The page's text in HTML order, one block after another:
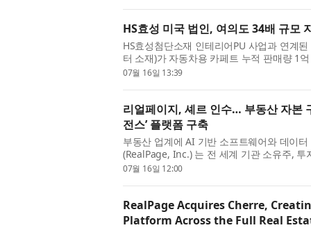
HS효성 미국 법인, 여의도 34배 규모
HS효성첨단소재 인테리어PU 사업과 연계
터 소재)가 자동차용 카페트 누적 판매량 1
을 다시 한번 증명했다. HS효성USA는 ...
07월 16일 13:39
리얼페이지, 셰르 인수… 부동산 자본
전스’ 플랫폼 구축
부동산 업계에 AI 기반 소프트웨어와 데이
(RealPage, Inc.) 는 전 세계 기관 소유주,
텔리전스 기업 셰르(Cherre) 의 인수를 완...
07월 16일 12:00
RealPage Acquires Cherre,
Platform Across the Full Real